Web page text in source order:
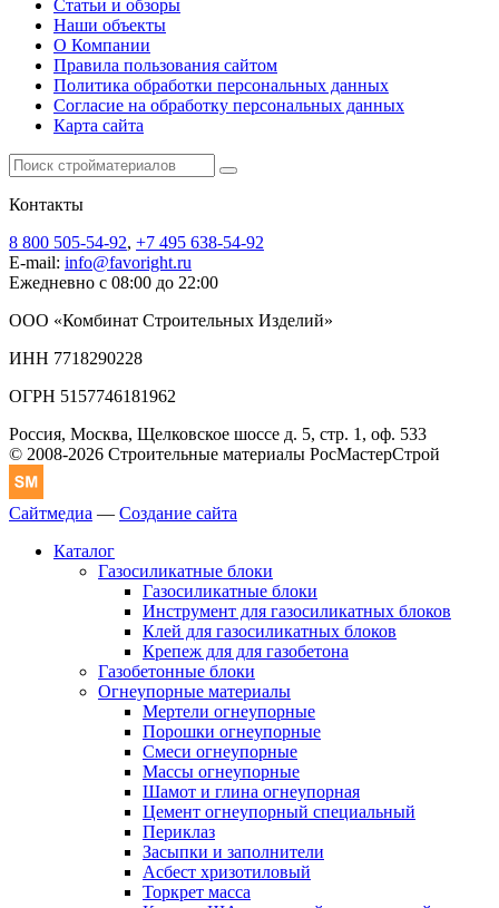
Статьи и обзоры
Наши объекты
О Компании
Правила пользования сайтом
Политика обработки персональных данных
Согласие на обработку персональных данных
Карта сайта
Контакты
8 800 505-54-92, +7 495 638-54-92
E-mail: info@favoright.ru
Ежедневно с 08:00 до 22:00
ООО «Комбинат Строительных Изделий»
ИНН 7718290228
ОГРН 5157746181962
Россия, Москва, Щелковское шоссе д. 5, стр. 1, оф. 533
© 2008-2026 Строительные материалы РосМастерСтрой
Сайтмедиа — Создание сайта
Каталог
Газосиликатные блоки
Газосиликатные блоки
Инструмент для газосиликатных блоков
Клей для газосиликатных блоков
Крепеж для для газобетона
Газобетонные блоки
Огнеупорные материалы
Мертели огнеупорные
Порошки огнеупорные
Смеси огнеупорные
Массы огнеупорные
Шамот и глина огнеупорная
Цемент огнеупорный специальный
Периклаз
Засыпки и заполнители
Асбест хризотиловый
Торкрет масса